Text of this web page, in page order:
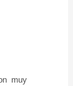
muy